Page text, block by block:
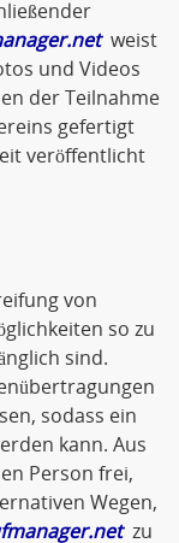
weist
und Videos
der Teilnahme
gefertigt
veröffentlicht
von
so zu
sind.
sodass ein
kann. Aus
Person frei,
Wegen,
zu